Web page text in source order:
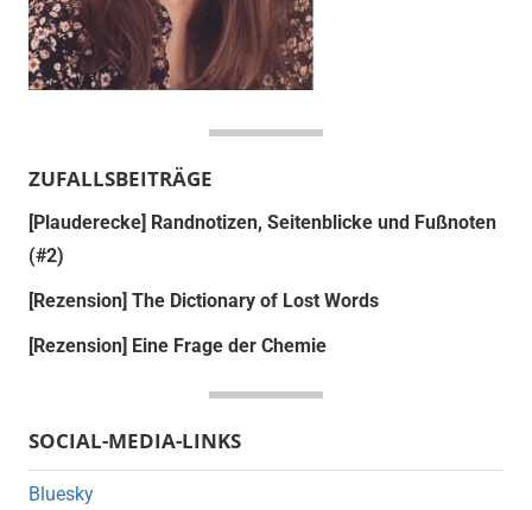
ZUFALLSBEITRÄGE
[Plauderecke] Randnotizen, Seitenblicke und Fußnoten
(#2)
[Rezension] The Dictionary of Lost Words
[Rezension] Eine Frage der Chemie
SOCIAL-MEDIA-LINKS
Bluesky